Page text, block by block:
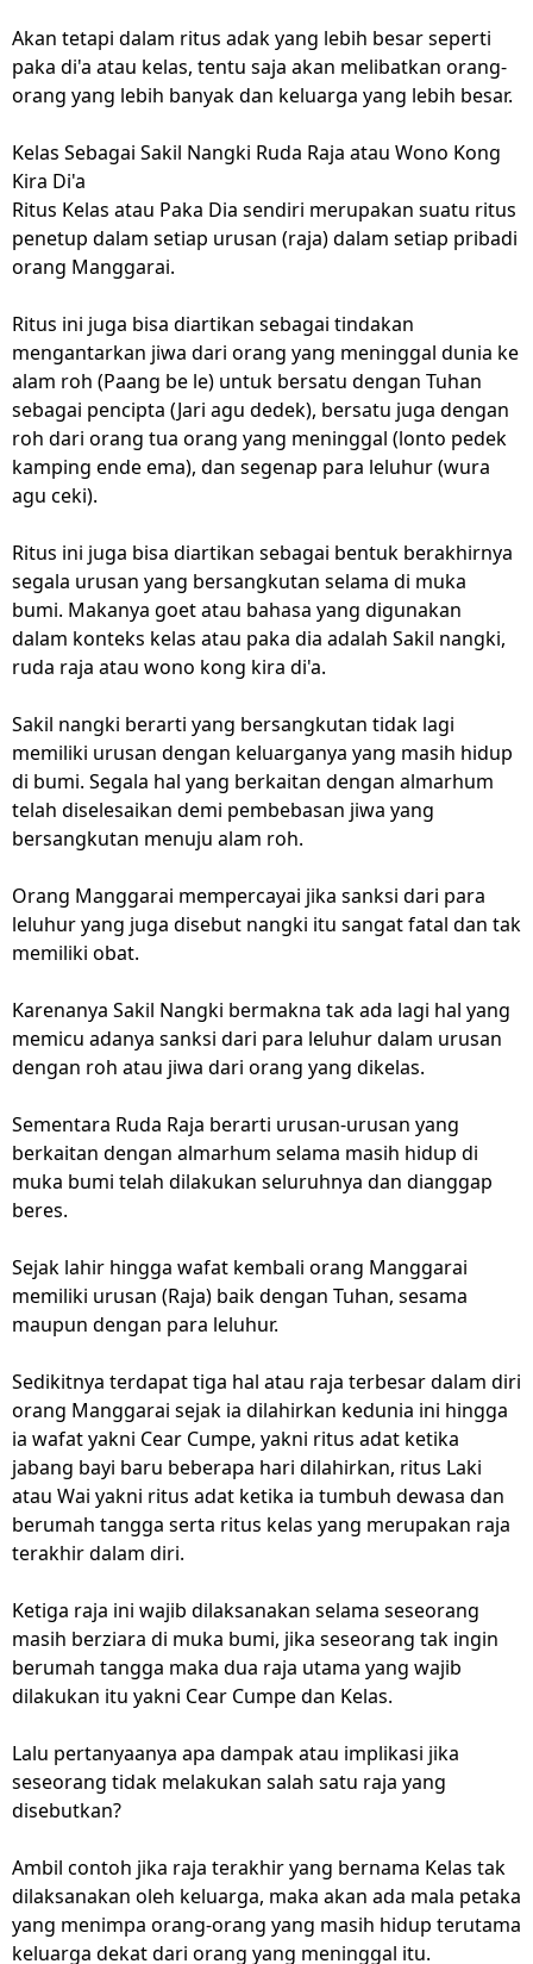
Akan tetapi dalam ritus adak yang lebih besar seperti
paka di'a atau kelas, tentu saja akan melibatkan orang-
orang yang lebih banyak dan keluarga yang lebih besar.
Kelas Sebagai Sakil Nangki Ruda Raja atau Wono Kong
Kira Di'a
Ritus Kelas atau Paka Dia sendiri merupakan suatu ritus
penetup dalam setiap urusan (raja) dalam setiap pribadi
orang Manggarai.
Ritus ini juga bisa diartikan sebagai tindakan
mengantarkan jiwa dari orang yang meninggal dunia ke
alam roh (Paang be le) untuk bersatu dengan Tuhan
sebagai pencipta (Jari agu dedek), bersatu juga dengan
roh dari orang tua orang yang meninggal (lonto pedek
kamping ende ema), dan segenap para leluhur (wura
agu ceki).
Ritus ini juga bisa diartikan sebagai bentuk berakhirnya
segala urusan yang bersangkutan selama di muka
bumi. Makanya goet atau bahasa yang digunakan
dalam konteks kelas atau paka dia adalah Sakil nangki,
ruda raja atau wono kong kira di'a.
Sakil nangki berarti yang bersangkutan tidak lagi
memiliki urusan dengan keluarganya yang masih hidup
di bumi. Segala hal yang berkaitan dengan almarhum
telah diselesaikan demi pembebasan jiwa yang
bersangkutan menuju alam roh.
Orang Manggarai mempercayai jika sanksi dari para
leluhur yang juga disebut nangki itu sangat fatal dan tak
memiliki obat.
Karenanya Sakil Nangki bermakna tak ada lagi hal yang
memicu adanya sanksi dari para leluhur dalam urusan
dengan roh atau jiwa dari orang yang dikelas.
Sementara Ruda Raja berarti urusan-urusan yang
berkaitan dengan almarhum selama masih hidup di
muka bumi telah dilakukan seluruhnya dan dianggap
beres.
Sejak lahir hingga wafat kembali orang Manggarai
memiliki urusan (Raja) baik dengan Tuhan, sesama
maupun dengan para leluhur.
Sedikitnya terdapat tiga hal atau raja terbesar dalam diri
orang Manggarai sejak ia dilahirkan kedunia ini hingga
ia wafat yakni Cear Cumpe, yakni ritus adat ketika
jabang bayi baru beberapa hari dilahirkan, ritus Laki
atau Wai yakni ritus adat ketika ia tumbuh dewasa dan
berumah tangga serta ritus kelas yang merupakan raja
terakhir dalam diri.
Ketiga raja ini wajib dilaksanakan selama seseorang
masih berziara di muka bumi, jika seseorang tak ingin
berumah tangga maka dua raja utama yang wajib
dilakukan itu yakni Cear Cumpe dan Kelas.
Lalu pertanyaanya apa dampak atau implikasi jika
seseorang tidak melakukan salah satu raja yang
disebutkan?
Ambil contoh jika raja terakhir yang bernama Kelas tak
dilaksanakan oleh keluarga, maka akan ada mala petaka
yang menimpa orang-orang yang masih hidup terutama
keluarga dekat dari orang yang meninggal itu.